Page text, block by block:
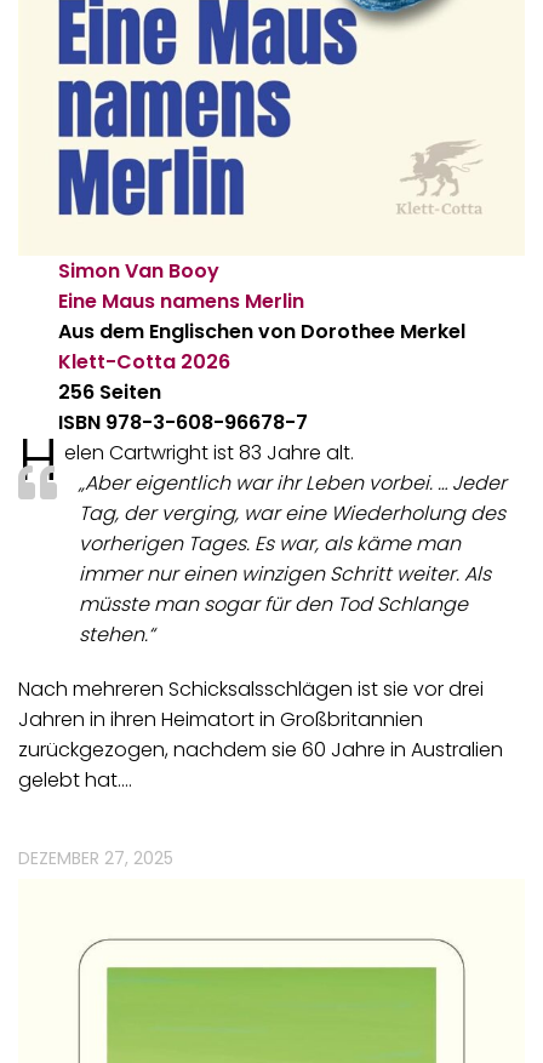
Simon Van Booy
Eine Maus namens Merlin
Aus dem Englischen von Dorothee Merkel
Klett-Cotta 2026
256 Seiten
ISBN 978-3-608-96678-7
H elen Cartwright ist 83 Jahre alt.
„Aber eigentlich war ihr Leben vorbei. … Jeder
Tag, der verging, war eine Wiederholung des
vorherigen Tages. Es war, als käme man
immer nur einen winzigen Schritt weiter. Als
müsste man sogar für den Tod Schlange
stehen.“
Nach mehreren Schicksalsschlägen ist sie vor drei
Jahren in ihren Heimatort in Großbritannien
zurückgezogen, nachdem sie 60 Jahre in Australien
gelebt hat.…
DEZEMBER 27, 2025